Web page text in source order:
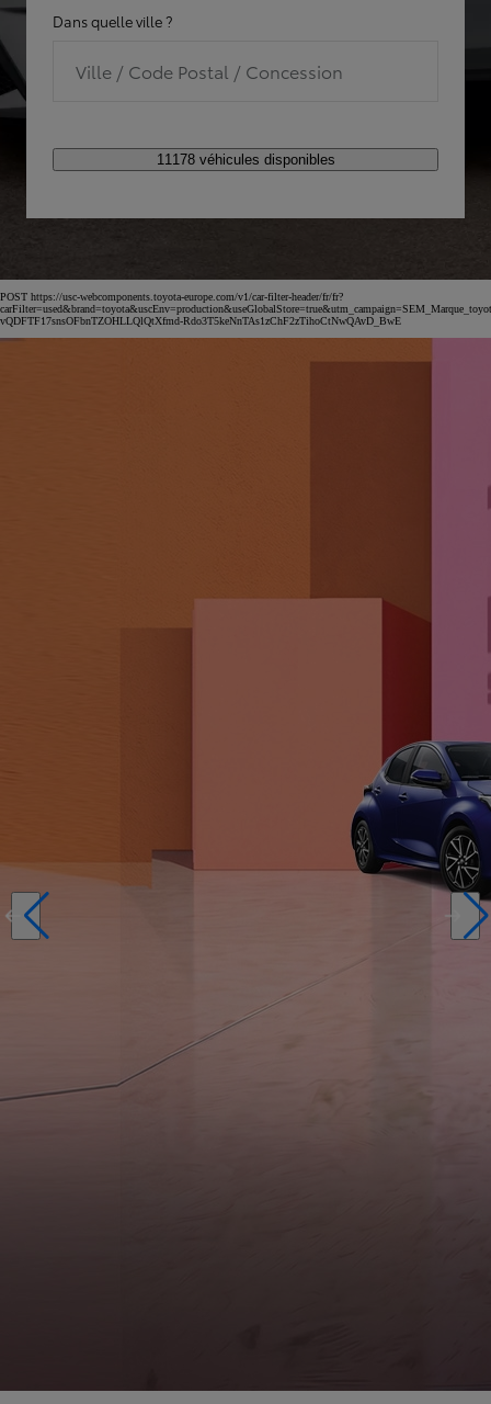
Dans quelle ville ?
Ville / Code Postal / Concession
11178 véhicules disponibles
POST https://usc-webcomponents.toyota-europe.com/v1/car-filter-header/fr/fr?
vQDFTF17snsOFbnTZOHLLQlQtXfmd-Rdo3T5keNnTAs1zChF2zTihoCtNwQAvD_BwE